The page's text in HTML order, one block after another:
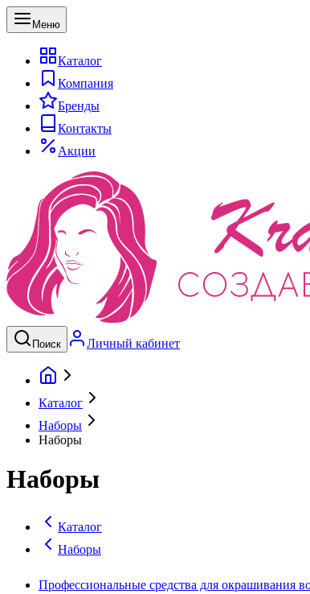
Меню
Каталог
Компания
Бренды
Контакты
Акции
Поиск Личный кабинет
Каталог
Наборы
Наборы
Наборы
Каталог
Наборы
Профессиональные средства для окрашивания